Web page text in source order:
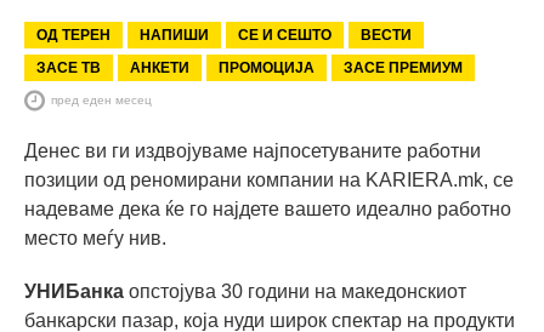
ОД ТЕРЕН НАПИШИ СЕ И СЕШТО
ВЕСТИ
ЗАСЕ ТВ
АНКЕТИ ПРОМОЦИЈА ЗАСЕ ПРЕМИУМ
пред еден месец
Денес ви ги издвојуваме најпосетуваните работни
позиции од реномирани компании на KARIERA.mk, се
надеваме дека ќе го најдете вашето идеално работно
место меѓу нив.
УНИБанка опстојува 30 години на македонскиот
банкарски пазар, која нуди широк спектар на продукти